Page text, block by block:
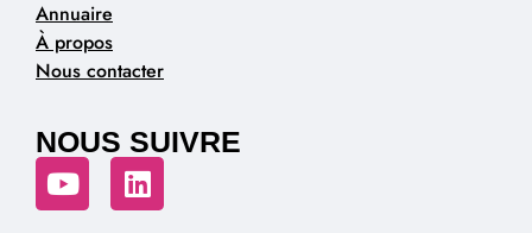
Annuaire
À propos
Nous contacter
NOUS SUIVRE